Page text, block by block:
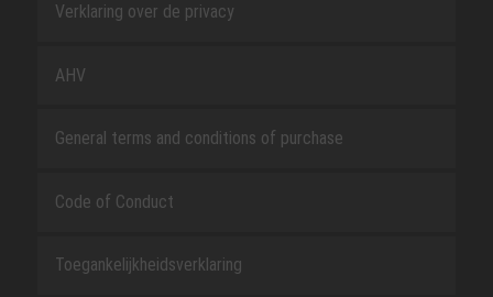
Verklaring over de privacy
AHV
General terms and conditions of purchase
Code of Conduct
Toegankelijkheidsverklaring